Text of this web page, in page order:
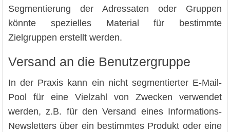
Segmentierung der Adressaten oder Gruppen
könnte spezielles Material für bestimmte
Zielgruppen erstellt werden.
Versand an die Benutzergruppe
In der Praxis kann ein nicht segmentierter E-Mail-
Pool für eine Vielzahl von Zwecken verwendet
werden, z.B. für den Versand eines Informations-
Newsletters über ein bestimmtes Produkt oder eine